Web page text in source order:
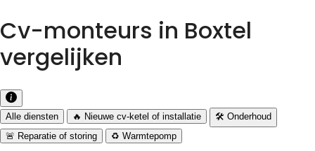
Cv-monteurs in Boxtel
vergelijken
Alle diensten 🔥 Nieuwe cv-ketel of installatie
🛠️ Onderhoud
🚨 Reparatie of storing
♻️ Warmtepomp